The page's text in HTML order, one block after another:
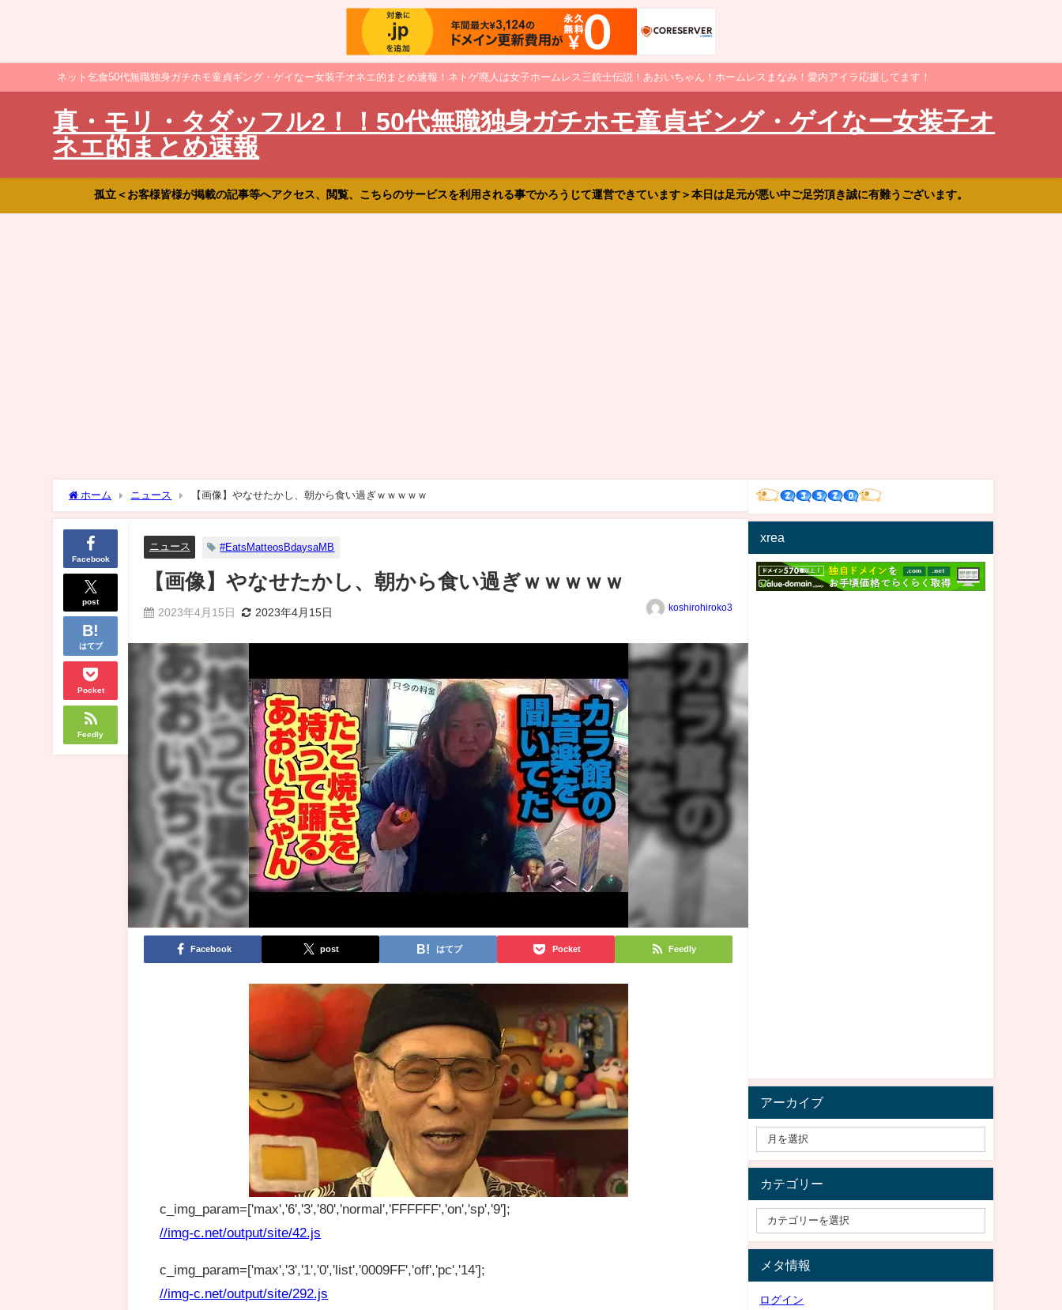
ネット乞食50代無職独身ガチホモ童貞ギング・ゲイなー女装子オネエ的まとめ速報！ネトゲ廃人は女子ホームレス三銃士伝説！あおいちゃん！ホームレスまなみ！愛内アイラ応援してます！
真・モリ・タダッフル2！！50代無職独身ガチホモ童貞ギング・ゲイなー女装子オ
ネエ的まとめ速報
孤立＜お客様皆様が掲載の記事等へアクセス、閲覧、こちらのサービスを利用される事でかろうじて運営できています＞本日は足元が悪い中ご足労頂き誠に有難うございます。
ホーム ニュース 【画像】やなせたかし、朝から食い過ぎｗｗｗｗｗ
Facebook
post
はてブ
Pocket
Feedly
ニュース #EatsMatteosBdaysaMB
【画像】やなせたかし、朝から食い過ぎｗｗｗｗｗ
2023年4月15日 2023年4月15日 koshirohiroko3
Facebook post はてブ Pocket Feedly
c_img_param=['max','6','3','80','normal','FFFFFF','on','sp','9'];
//img-c.net/output/site/42.js
c_img_param=['max','3','1','0','list','0009FF','off','pc','14'];
//img-c.net/output/site/292.js
xrea
アーカイブ
カテゴリー
メタ情報
ログイン